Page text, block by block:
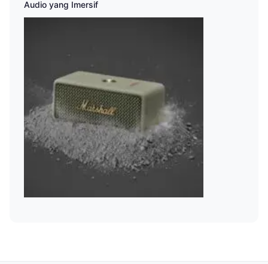
Audio yang Imersif